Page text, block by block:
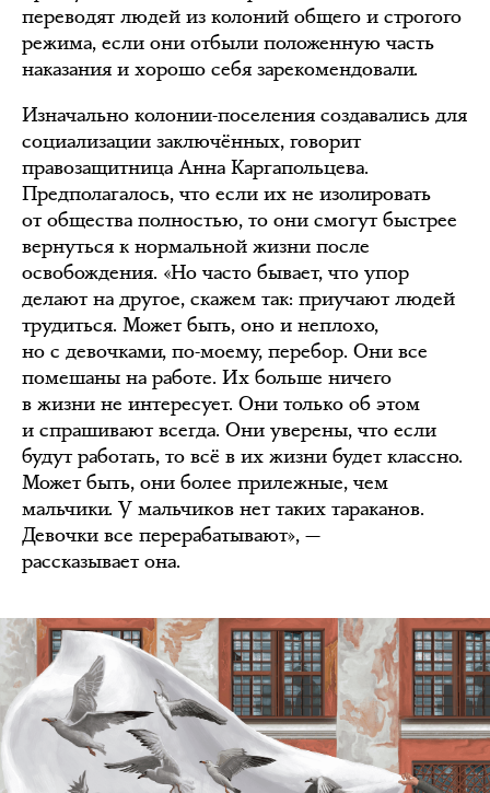
переводят людей из колоний общего и строгого
режима, если они отбыли положенную часть
наказания и хорошо себя зарекомендовали.
Изначально колонии-поселения создавались для
социализации заключённых, говорит
правозащитница Анна Каргапольцева.
Предполагалось, что если их не изолировать
от общества полностью, то они смогут быстрее
вернуться к нормальной жизни после
освобождения. «Но часто бывает, что упор
делают на другое, скажем так: приучают людей
трудиться. Может быть, оно и неплохо,
но с девочками, по-моему, перебор. Они все
помешаны на работе. Их больше ничего
в жизни не интересует. Они только об этом
и спрашивают всегда. Они уверены, что если
будут работать, то всё в их жизни будет классно.
Может быть, они более прилежные, чем
мальчики. У мальчиков нет таких тараканов.
Девочки все перерабатывают», —
рассказывает она.